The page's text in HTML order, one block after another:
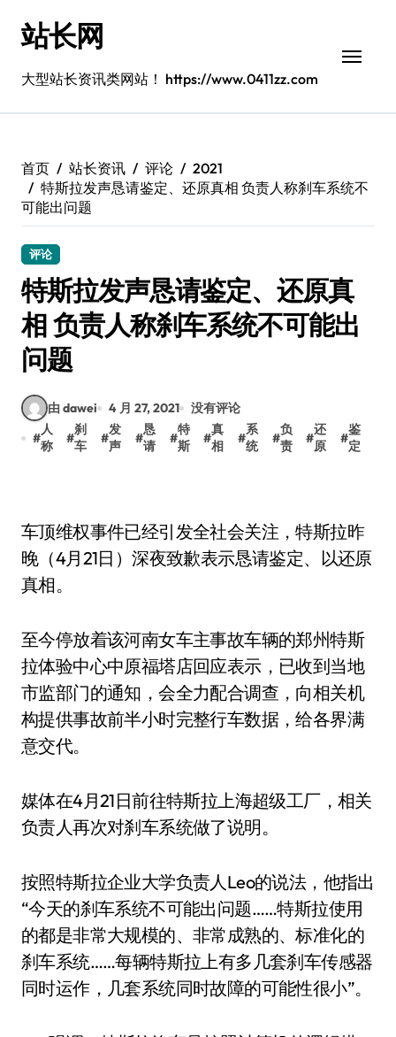
站长网
大型站长资讯类网站！ https://www.0411zz.com
首页 站长资讯 评论
2021
特斯拉发声恳请鉴定、还原真相 负责人称刹车系统不
可能出问题
评论
特斯拉发声恳请鉴定、还原真
相 负责人称刹车系统不可能出
问题
由 dawei 4 月 27, 2021
没有评论
#
人
称
#
刹
车
#
发
声
#
恳
请
#
特
斯
#
真
相
#
系
统
#
负
责
#
还
原
#
鉴
定
车顶维权事件已经引发全社会关注，特斯拉昨
晚（4月21日）深夜致歉表示恳请鉴定、以还原
真相。
至今停放着该河南女车主事故车辆的郑州特斯
拉体验中心中原福塔店回应表示，已收到当地
市监部门的通知，会全力配合调查，向相关机
构提供事故前半小时完整行车数据，给各界满
意交代。
媒体在4月21日前往特斯拉上海超级工厂，相关
负责人再次对刹车系统做了说明。
按照特斯拉企业大学负责人Leo的说法，他指出
“今天的刹车系统不可能出问题……特斯拉使用
的都是非常大规模的、非常成熟的、标准化的
刹车系统……每辆特斯拉上有多几套刹车传感器
同时运作，几套系统同时故障的可能性很小”。